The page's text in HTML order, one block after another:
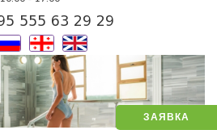
ЗАЯВКА
ЗВОНИТЕ 10:00 - 17:00
+995 555 63 29